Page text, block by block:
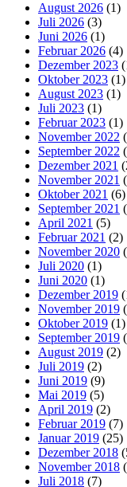
August 2026 (1)
Juli 2026 (3)
Juni 2026 (1)
Februar 2026 (4)
Dezember 2023
Oktober 2023 (1)
August 2023 (1)
Juli 2023 (1)
Februar 2023 (1)
November 2022
September 2022
Dezember 2021
November 2021
Oktober 2021 (6)
September 2021
April 2021 (5)
Februar 2021 (2)
November 2020
Juli 2020 (1)
Juni 2020 (1)
Dezember 2019
November 2019
Oktober 2019 (1)
September 2019
August 2019 (2)
Juli 2019 (2)
Juni 2019 (9)
Mai 2019 (5)
April 2019 (2)
Februar 2019 (7)
Januar 2019 (25)
Dezember 2018
November 2018
Juli 2018 (7)